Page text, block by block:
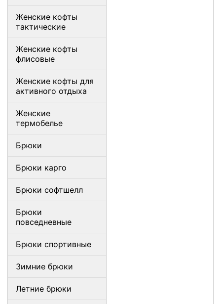
Женские кофты
тактические
Женские кофты
флисовые
Женские кофты для
активного отдыха
Женские
термобелье
Брюки
Брюки карго
Брюки софтшелл
Брюки
повседневные
Брюки спортивные
Зимние брюки
Летние брюки